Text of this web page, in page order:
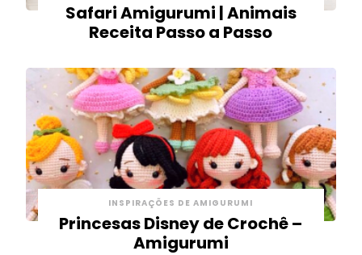
Safari Amigurumi | Animais
Receita Passo a Passo
INSPIRAÇÕES DE AMIGURUMI
Princesas Disney de Crochê –
Amigurumi